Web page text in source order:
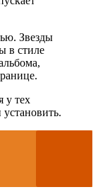
Звезды
в стиле
у тех
установить.